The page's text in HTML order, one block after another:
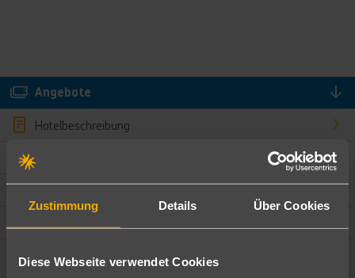
Zustimmung Details Über Cookies
Diese Webseite verwendet Cookies
Angebote
Hotelbeschreibung
Bewertungen